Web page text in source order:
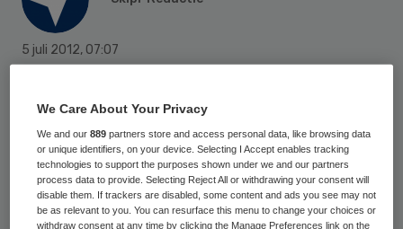
5 juli 2012, 07:07
VGZ organiseert een wedstrijd voor
innovatieve ideeën om obesitas tegen te
gaan. De wedstrijd VoorGoedeZorg, een
landelijke wedstrijd voor innovatieve ideeën
We Care About Your Privacy
We and our889 partners store and access personal data, like browsing data
or unique identifiers, on your device. Selecting I Accept enables tracking
technologies to support the purposes shown under we and our partners
process data to provide. Selecting Reject All or withdrawing your consent will
disable them. If trackers are disabled, some content and ads you see may not
be as relevant to you. You can resurface this menu to change your choices or
withdraw consent at any time by clicking the Manage Preferences link on the